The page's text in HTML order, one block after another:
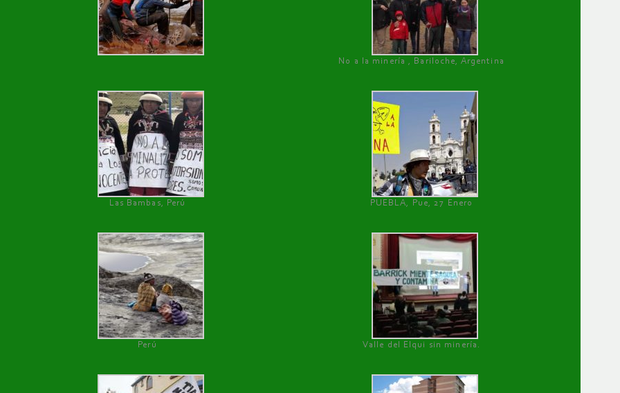
No a la minería , Bariloche, Argentina
Las Bambas, Perú PUEBLA, Pue, 27 Enero
Perú Valle del Elqui sin minería.